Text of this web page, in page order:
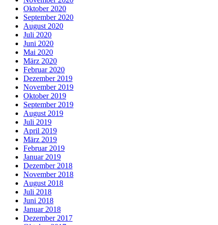
Oktober 2020
September 2020
August 2020
Juli 2020
Juni 2020
Mai 2020
März 2020
Februar 2020
Dezember 2019
November 2019
Oktober 2019
September 2019
August 2019
Juli 2019
April 2019
März 2019
Februar 2019
Januar 2019
Dezember 2018
November 2018
August 2018
Juli 2018
Juni 2018
Januar 2018
Dezember 2017